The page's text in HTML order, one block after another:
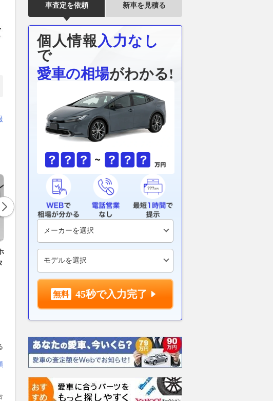
「ヤマハさんありがとう」「こ
れからも乗り続けます」「ロマ
ンのあるいいバイク」など反
生日 ヤマハ公式SNSの投稿に
ファンが沸く
2026.08.05 バイクのニュース
ホンダ「“唯一無二”のアドベン
チャーモデル」2027年モデル
発表!! アドベンチャー✕ビッグ
欧州に登場
2026.08.01 バイクのニュース
車査定を依頼 新車を見積る
個人情報 入力なし
で
愛車の相場がわかる!
45秒で入力完了